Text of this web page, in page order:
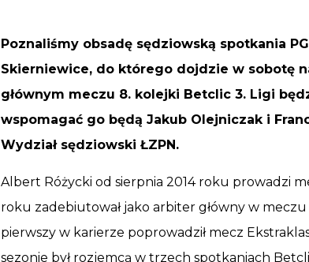
Poznaliśmy obsadę sędziowską spotkania
Skierniewice, do którego dojdzie w sobotę
głównym meczu 8. kolejki Betclic 3. Ligi
wspomagać go będą Jakub Olejniczak i
Wydział sędziowski ŁZPN.
Albert Różycki od sierpnia 2014 roku prowadzi
roku zadebiutował jako arbiter główny w meczu
pierwszy w karierze poprowadził mecz
sezonie był rozjemcą w trzech spotkaniach